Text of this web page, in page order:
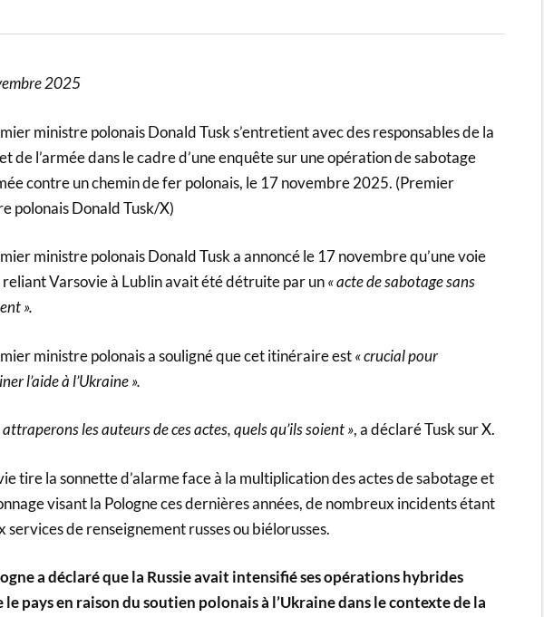
2025
ministre polonais Donald Tusk s’entretient avec des responsables de la
de l’armée dans le cadre d’une enquête sur une opération de sabotage
contre un chemin de fer polonais, le 17 novembre 2025. (Premier
polonais Donald Tusk/X)
ministre polonais Donald Tusk a annoncé le 17 novembre qu’une voie
Varsovie à Lublin avait été détruite par un« acte de sabotage sans
».
ministre polonais a souligné que cet itinéraire est« crucial pour
l’aide à l’Ukraine ».
attraperons les auteurs de ces actes, quels qu’ils soient », a déclaré Tusk sur X.
tire la sonnette d’alarme face à la multiplication des actes de sabotage et
visant la Pologne ces dernières années, de nombreux incidents étant
services de renseignement russes ou biélorusses.
a déclaré que la Russie avait intensifié ses opérations hybrides
pays en raison du soutien polonais à l’Ukraine dans le contexte de la